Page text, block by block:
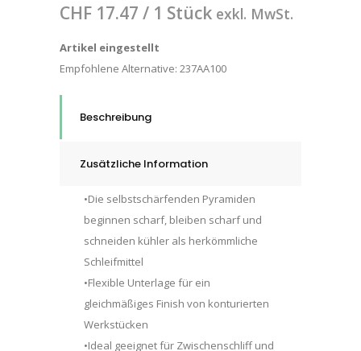
CHF 17.47 / 1 Stück exkl. MwSt.
Artikel eingestellt
Empfohlene Alternative: 237AA100
Beschreibung
Zusätzliche Information
•Die selbstschärfenden Pyramiden
beginnen scharf, bleiben scharf und
schneiden kühler als herkömmliche
Schleifmittel
•Flexible Unterlage für ein
gleichmäßiges Finish von konturierten
Werkstücken
•Ideal geeignet für Zwischenschliff und